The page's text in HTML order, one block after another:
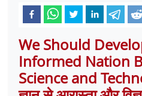
We Should
Informed Nation
Science and